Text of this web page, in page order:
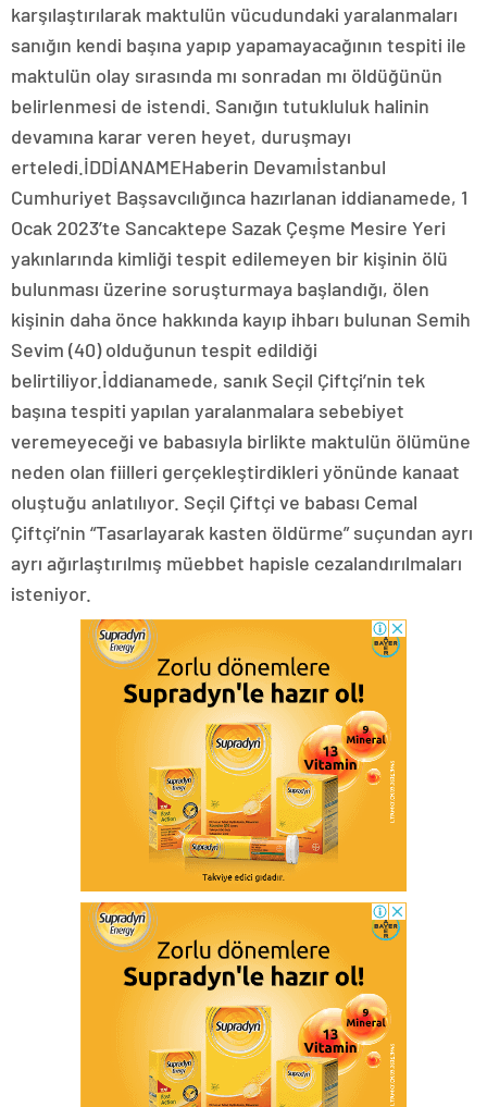
karşılaştırılarak maktulün vücudundaki yaralanmaları
sanığın kendi başına yapıp yapamayacağının tespiti ile
maktulün olay sırasında mı sonradan mı öldüğünün
belirlenmesi de istendi. Sanığın tutukluluk halinin
devamına karar veren heyet, duruşmayı
erteledi.İDDİANAMEHaberin Devamıİstanbul
Cumhuriyet Başsavcılığınca hazırlanan iddianamede, 1
Ocak 2023’te Sancaktepe Sazak Çeşme Mesire Yeri
yakınlarında kimliği tespit edilemeyen bir kişinin ölü
bulunması üzerine soruşturmaya başlandığı, ölen
kişinin daha önce hakkında kayıp ihbarı bulunan Semih
Sevim (40) olduğunun tespit edildiği
belirtiliyor.İddianamede, sanık Seçil Çiftçi’nin tek
başına tespiti yapılan yaralanmalara sebebiyet
veremeyeceği ve babasıyla birlikte maktulün ölümüne
neden olan fiilleri gerçekleştirdikleri yönünde kanaat
oluştuğu anlatılıyor. Seçil Çiftçi ve babası Cemal
Çiftçi’nin “Tasarlayarak kasten öldürme” suçundan ayrı
ayrı ağırlaştırılmış müebbet hapisle cezalandırılmaları
isteniyor.